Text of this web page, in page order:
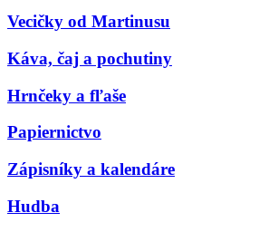
Vecičky od Martinusu
Káva, čaj a pochutiny
Hrnčeky a fľaše
Papiernictvo
Zápisníky a kalendáre
Hudba